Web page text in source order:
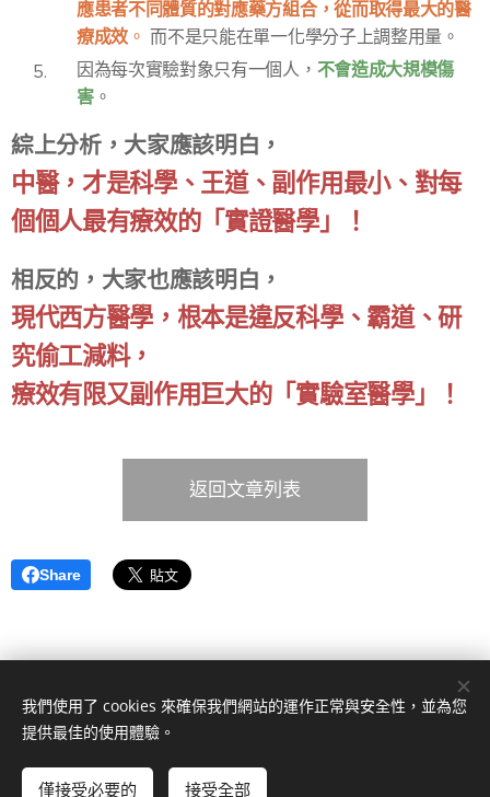
應患者不同體質的對應藥方組合，從而取得最大的醫
療成效 。 而不是只能在單一化學分子上調整用量。
因為每次實驗對象只有一個人， 不會造成大規模傷
害。
綜上分析，大家應該明白，
中醫，才是科學、王道、副作用最小、對每
個個人最有療效的「實證醫學」！
相反的，大家也應該明白，
現代西方醫學，根本是違反科學、霸道、研
究偷工減料，
療效有限又副作用巨大的「實驗室醫學」！
返回文章列表
Share
我們使用了 cookies 來確保我們網站的運作正常與安全性，並為您
提供最佳的使用體驗。
僅接受必要的 接受全部